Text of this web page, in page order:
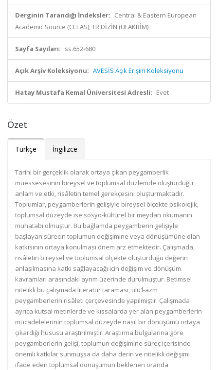
Derginin Tarandığı İndeksler: Central & Eastern European
Academic Source (CEEAS), TR DİZİN (ULAKBİM)
Sayfa Sayıları: ss.652-680
Açık Arşiv Koleksiyonu: AVESİS Açık Erişim Koleksiyonu
Hatay Mustafa Kemal Üniversitesi Adresli: Evet
Özet
Türkçe İngilizce
Tarihi bir gerçeklik olarak ortaya çıkan peygamberlik
müessesesinin bireysel ve toplumsal düzlemde oluşturduğu
anlam ve etki, risâletin temel gerekçesini oluşturmaktadır.
Toplumlar, peygamberlerin gelişiyle bireysel ölçekte psikolojik,
toplumsal düzeyde ise sosyo-kültürel bir meydan okumanın
muhatabı olmuştur. Bu bağlamda peygamberin gelişiyle
başlayan sürecin toplumun değişimine veya dönüşümüne olan
katkısının ortaya konulması önem arz etmektedir. Çalışmada,
risâletin bireysel ve toplumsal ölçekte oluşturduğu değerin
anlaşılmasına katkı sağlayacağı için değişim ve dönüşüm
kavramları arasındaki ayrım üzerinde durulmuştur. Betimsel
nitelikli bu çalışmada literatür taraması, ulü’l-azm
peygamberlerin risâleti çerçevesinde yapılmıştır. Çalışmada
ayrıca kutsal metinlerde ve kıssalarda yer alan peygamberlerin
mücadelelerinin toplumsal düzeyde nasıl bir dönüşümü ortaya
çıkardığı hususu araştırılmıştır. Araştırma bulgularına göre
peygamberlerin gelişi, toplumun değişimine süreç içerisinde
önemli katkılar sunmuşsa da daha derin ve nitelikli değişimi
ifade eden toplumsal dönüşümün beklenen oranda